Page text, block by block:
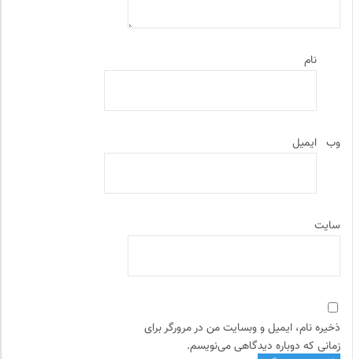
نام
ایمیل وب‌
سایت
ذخیره نام، ایمیل و وبسایت من در مرورگر برای
زمانی که دوباره دیدگاهی می‌نویسم.